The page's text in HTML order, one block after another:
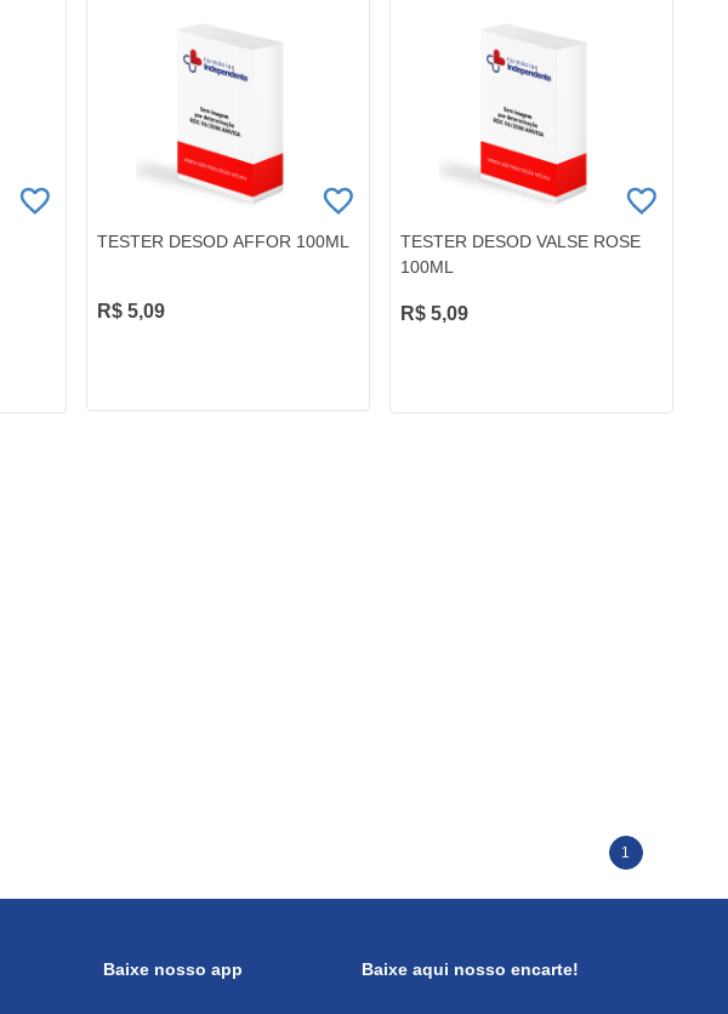
TESTER DESOD AFFOR 100ML
R$ 5,09
TESTER DESOD VALSE ROSE
100ML
R$ 5,09
1
Baixe nosso app Baixe aqui nosso encarte!